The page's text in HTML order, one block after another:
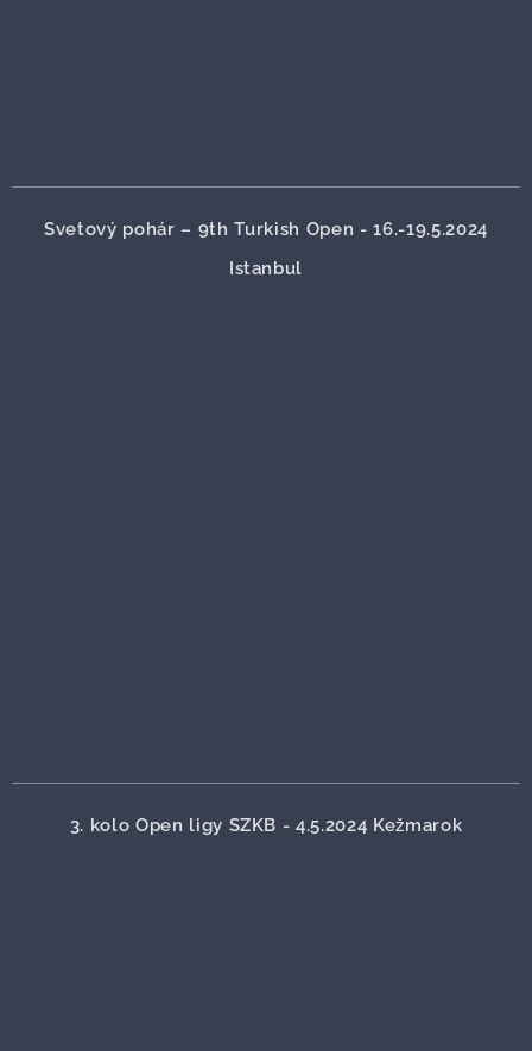
Svetový pohár – 9th Turkish Open - 16.-19.5.2024
Istanbul
3. kolo Open ligy SZKB - 4.5.2024 Kežmarok